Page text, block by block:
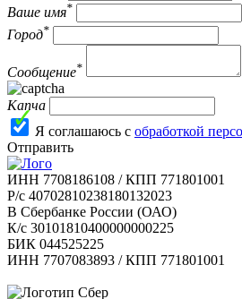
Ваше имя*
Город*
Сообщение*
Капча
Я соглашаюсь с обработкой
Отправить
ИНН 7708186108 / КПП 771801001
Р/с 40702810238180132023
В Сбербанке России (ОАО)
К/с 30101810400000000225
БИК 044525225
ИНН 7707083893 / КПП 771801001